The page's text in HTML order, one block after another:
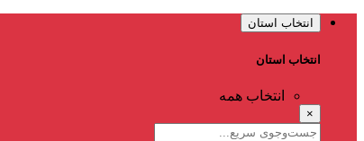
انتخاب استان
انتخاب استان
انتخاب همه
×